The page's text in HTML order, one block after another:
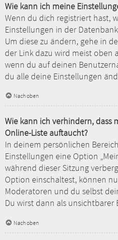
Wie kann ich meine
Wenn du dich registriert hast,
Einstellungen in der
Um diese zu ändern, gehe in
der Link dazu wird meist oben
wenn du auf deinen
du alle deine Einstellungen
Nach oben
Wie kann ich verhindern, dass
Online-Liste auftaucht?
In deinem persönlichen
Einstellungen eine Option
während dieser Sitzung
Option einschaltest, können
Moderatoren und du selbst
Du wirst dann als unsichtbarer
Nach oben